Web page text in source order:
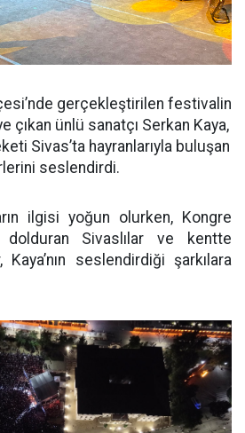
gerçekleştirilen festivalin
çıkan ünlü sanatçı Serkan Kaya,
Sivas’ta hayranlarıyla buluşan
seslendirdi.
ilgisi yoğun olurken, Kongre
dolduran Sivaslılar ve kentte
seslendirdiği şarkılara